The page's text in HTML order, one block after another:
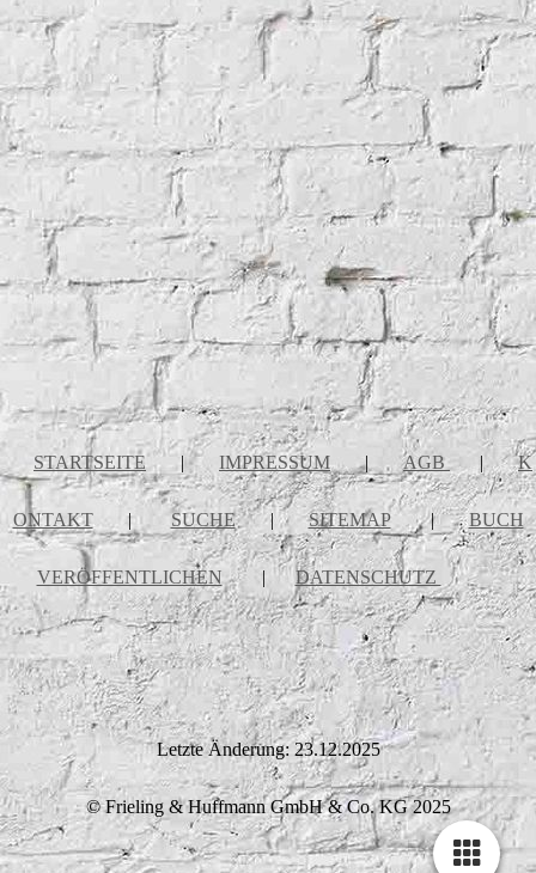
STARTSEITE | IMPRESSUM | AGB | K
ONTAKT | SUCHE | SITEMAP | BUCH
VERÖFFENTLICHEN | DATENSCHUTZ
Letzte Änderung: 23.12.2025
© Frieling & Huffmann GmbH & Co. KG 2025